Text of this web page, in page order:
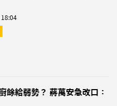
餘給弱勢？ 蔣萬安急改口：